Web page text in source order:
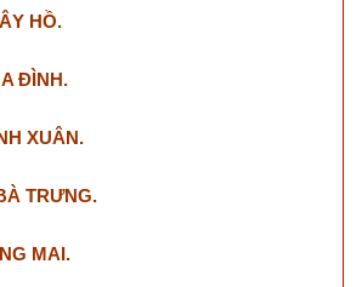
HỒ.
ĐÌNH.
XUÂN.
TRƯNG.
MAI.